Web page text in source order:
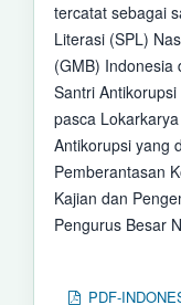
tercatat sebagai
Literasi (SPL)
(GMB) Indonesia
Santri
pasca
Antikorupsi yang
Pemberantasan
Kajian dan
Pengurus Besar
PDF-